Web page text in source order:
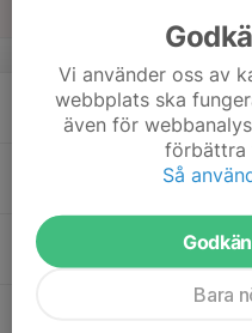
20
Ons
Vi använder oss av
webbplats ska
även för
förbättra
Så
Bara